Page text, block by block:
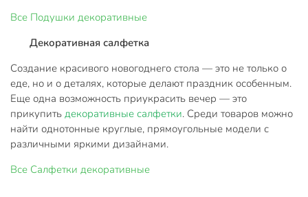
Все Подушки декоративные
Декоративная салфетка
Создание красивого новогоднего стола — это не только о
еде, но и о деталях, которые делают праздник особенным.
Еще одна возможность приукрасить вечер — это
прикупить декоративные салфетки. Среди товаров можно
найти однотонные круглые, прямоугольные модели с
различными яркими дизайнами.
Все Салфетки декоративные